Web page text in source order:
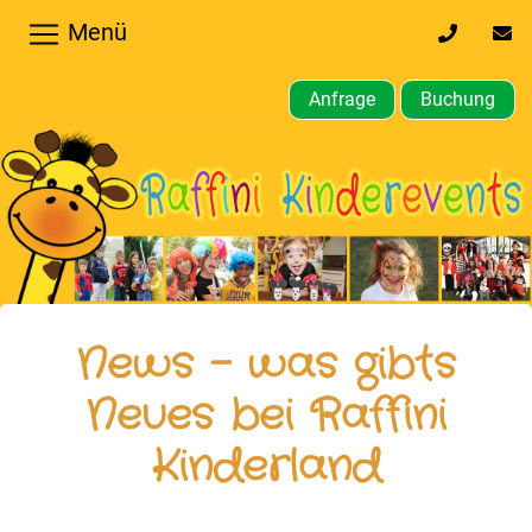
Home
Hochzeiten,
Privatfeier
Firmenfeier
Gewerbliche,
öffentliche
0170
64
610
Menü
Anfrage Buchung
News - was gibts
Neues bei Raffini
Kinderland